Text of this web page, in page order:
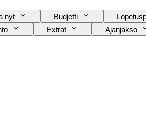
nyt Budjetti
Extrat Ajanjakso